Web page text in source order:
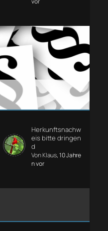
Herkunftsnachw
eis bitte dringen
d
Von Klaus, 10 Jahre
n vor